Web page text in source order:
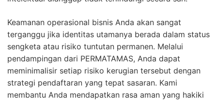
Keamanan operasional bisnis Anda akan sangat
terganggu jika identitas utamanya berada dalam status
sengketa atau risiko tuntutan permanen. Melalui
pendampingan dari PERMATAMAS, Anda dapat
meminimalisir setiap risiko kerugian tersebut dengan
strategi pendaftaran yang tepat sasaran. Kami
membantu Anda mendapatkan rasa aman yang hakiki